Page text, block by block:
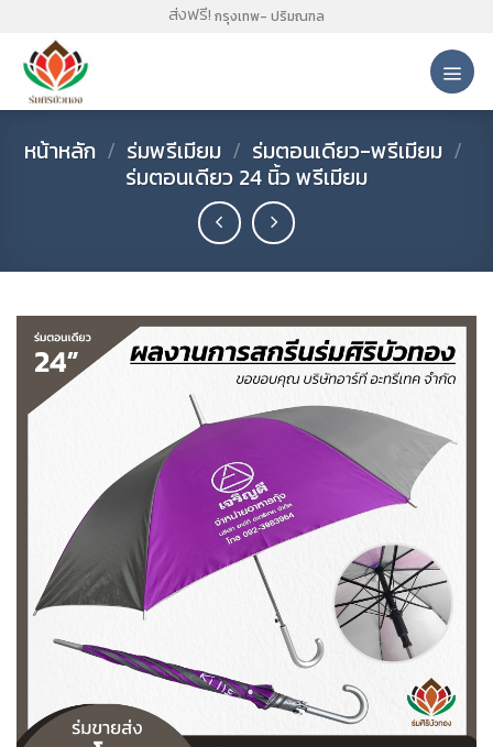
content
ส่งฟรี! กรุงเทพ- ปริมณฑล
หน้าหลัก / ร่มพรีเมียม / ร่มตอนเดียว-พรีเมียม /
ร่มตอนเดียว 24 นิ้ว พรีเมียม